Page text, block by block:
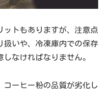
ットもありますが、注意点
扱いや、冷凍庫内での保存
なければなりません。
コーヒー粉の品質が劣化し